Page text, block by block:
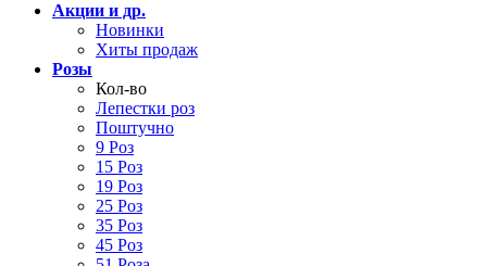
Акции и др.
Новинки
Хиты продаж
Розы
Кол-во
Лепестки роз
Поштучно
9 Роз
15 Роз
19 Роз
25 Роз
35 Роз
45 Роз